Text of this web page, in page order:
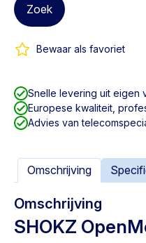
Zoek
Bewaar als favoriet
Snelle levering uit eigen
Europese kwaliteit,
Advies van
Omschrijving
Omschrijving
SHOKZ